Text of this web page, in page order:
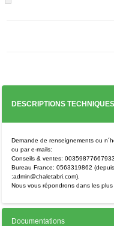
DESCRIPTIONS TECHNIQUES
Demande de renseignements ou
ou par e-mails:
Conseils & ventes:
Bureau France: 0563319862
:admin@chaletabri.com).
Nous vous répondrons dans les plus
Documentations